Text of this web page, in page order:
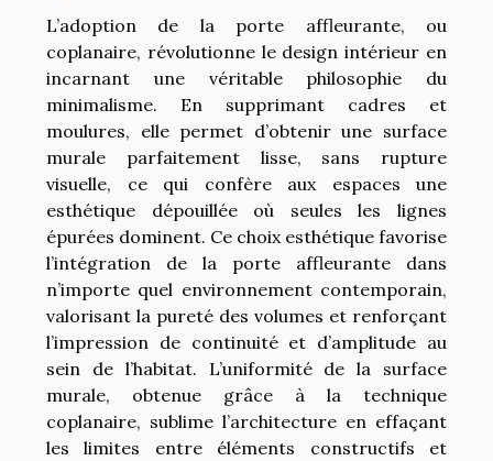
L’adoption de la porte affleurante, ou
coplanaire, révolutionne le design intérieur en
incarnant une véritable philosophie du
minimalisme. En supprimant cadres et
moulures, elle permet d’obtenir une surface
murale parfaitement lisse, sans rupture
visuelle, ce qui confère aux espaces une
esthétique dépouillée où seules les lignes
épurées dominent. Ce choix esthétique favorise
l’intégration de la porte affleurante dans
n’importe quel environnement contemporain,
valorisant la pureté des volumes et renforçant
l’impression de continuité et d’amplitude au
sein de l’habitat. L’uniformité de la surface
murale, obtenue grâce à la technique
coplanaire, sublime l’architecture en effaçant
les limites entre éléments constructifs et